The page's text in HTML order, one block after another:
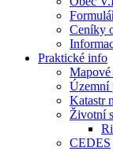
Ceníky
Praktické info
Územní
Katastr
Životní
CEDES